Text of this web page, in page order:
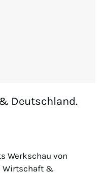
Deutschland.
Werkschau von
Wirtschaft &